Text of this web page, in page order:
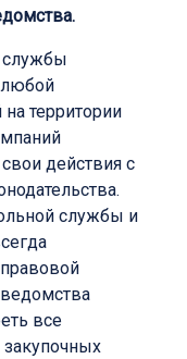
службы
любой
территории
действия с
службы и
все